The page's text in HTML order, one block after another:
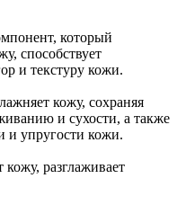
который
способствует
и текстуру кожи.
кожу, сохраняя
и сухости, а также
и упругости кожи.
кожу, разглаживает